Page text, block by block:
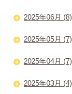
2025年06月 (8)
2025年05月 (7)
2025年04月 (7)
2025年03月 (4)